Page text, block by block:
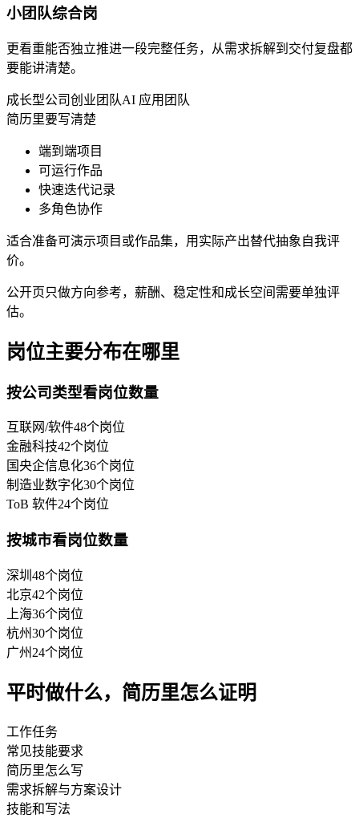
小团队综合岗
更看重能否独立推进一段完整任务，从需求拆解到交付复盘都
要能讲清楚。
成长型公司创业团队AI 应用团队
简历里要写清楚
端到端项目
可运行作品
快速迭代记录
多角色协作
适合准备可演示项目或作品集，用实际产出替代抽象自我评
价。
公开页只做方向参考，薪酬、稳定性和成长空间需要单独评
估。
岗位主要分布在哪里
按公司类型看岗位数量
互联网/软件48个岗位
金融科技42个岗位
国央企信息化36个岗位
制造业数字化30个岗位
ToB 软件24个岗位
按城市看岗位数量
深圳 48个岗位
北京42个岗位
上海36个岗位
杭州30个岗位
广州 24个岗位
平时做什么，简历里怎么证明
工作任务
常见技能要求
简历里怎么写
需求拆解与方案设计
技能和写法